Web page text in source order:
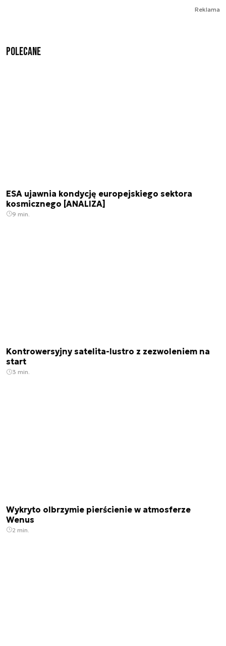
Reklama
Polecane
ESA ujawnia kondycję europejskiego sektora
kosmicznego [ANALIZA]
9 min.
Kontrowersyjny satelita-lustro z zezwoleniem na
start
3 min.
Wykryto olbrzymie pierścienie w atmosferze
Wenus
2 min.